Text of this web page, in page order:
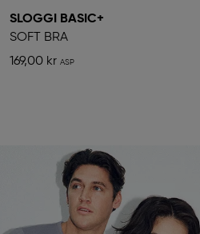
SLOGGI BASIC+
SOFT BRA
169,00 kr